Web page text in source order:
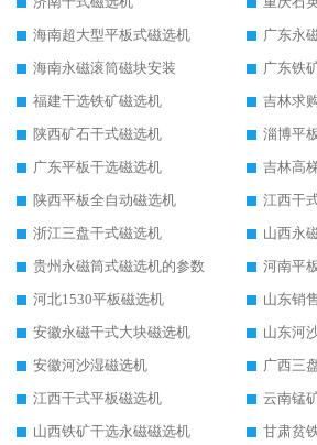
海南超大型平板式磁选机
广东永
海南永磁滚筒磁块安装
广东铁
福建干选铁矿磁选机
吉林求
陕西矿石干式磁选机
淄博平
广东平板干选磁选机
吉林高
陕西平板全自动磁选机
江西干
浙江三盘干式磁选机
山西永
贵州永磁筒式磁选机的参数
河南平
河北1530平板磁选机
山东销
安徽永磁干式大块磁选机
山东河
安徽河沙湿磁选机
广西三
江西干式平板磁选机
云南锰
山西铁矿干选永磁磁选机
甘肃贫